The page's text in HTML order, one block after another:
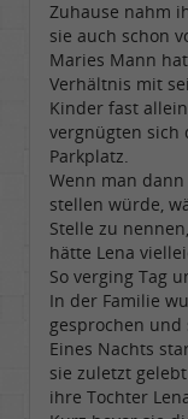
Zuhause nahm
sie auch schon
Maries Mann
Verhältnis mit
Kinder fast
vergnügten sich
Parkplatz.
Wenn man
stellen würde,
Stelle zu
hätte Lena
So verging Tag
In der Familie
gesprochen
Eines Nachts
sie zuletzt
ihre Tochter